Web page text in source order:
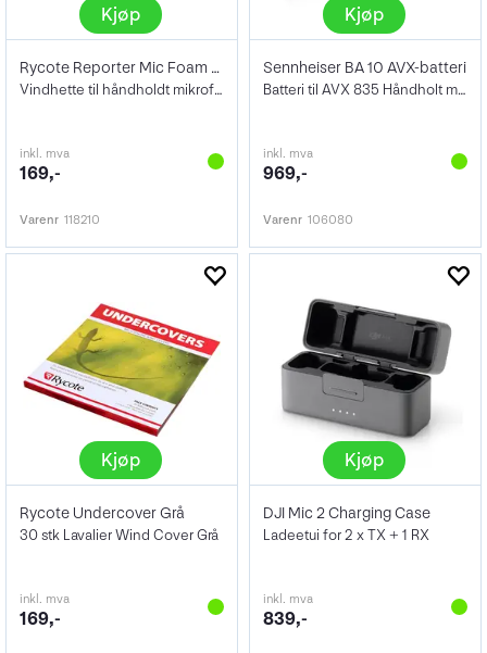
Kjøp
Rycote Reporter Mic Foam 40/55
Vindhette til håndholdt mikrofon
inkl. mva
169,-
Varenr 118210
Kjøp
Sennheiser BA 10 AVX-batteri
Batteri til AVX 835 Håndholt mikrofon.
inkl. mva
969,-
Varenr 106080
Kjøp
Rycote Undercover Grå
30 stk Lavalier Wind Cover Grå
inkl. mva
169,-
Kjøp
DJI Mic 2 Charging Case
Ladeetui for 2 x TX + 1 RX
inkl. mva
839,-